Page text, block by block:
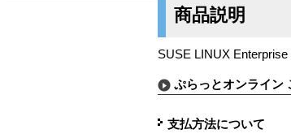
商品説明
SUSE LINUX
ぷらっとオンライン
支払方法について